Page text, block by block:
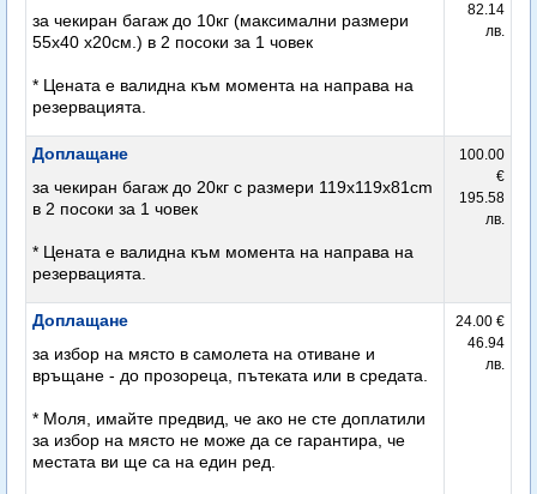
за чекиран багаж до 10кг (максимални размери
55х40 х20см.) в 2 посоки за 1 човек
* Цената е валидна към момента на направа на
резервацията.
82.14
лв.
Доплащане
за чекиран багаж до 20кг с размери 119х119х81cm
в 2 посоки за 1 човек
* Цената е валидна към момента на направа на
резервацията.
100.00
€
195.58
лв.
Доплащане
за избор на място в самолета на отиване и
връщане - до прозореца, пътеката или в средата.
* Моля, имайте предвид, че ако не сте доплатили
за избор на място не може да се гарантира, че
местата ви ще са на един ред.
24.00 €
46.94
лв.